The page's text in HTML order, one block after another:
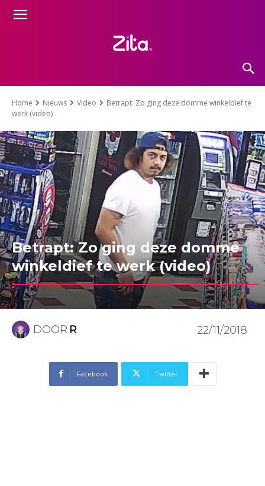
Home Nieuws Video
Betrapt: Zo ging deze domme winkeldief te
werk (video)
Betrapt: Zo ging deze domme
winkeldief te werk (video)
DOOR R 22/11/2018
Facebook Twitter